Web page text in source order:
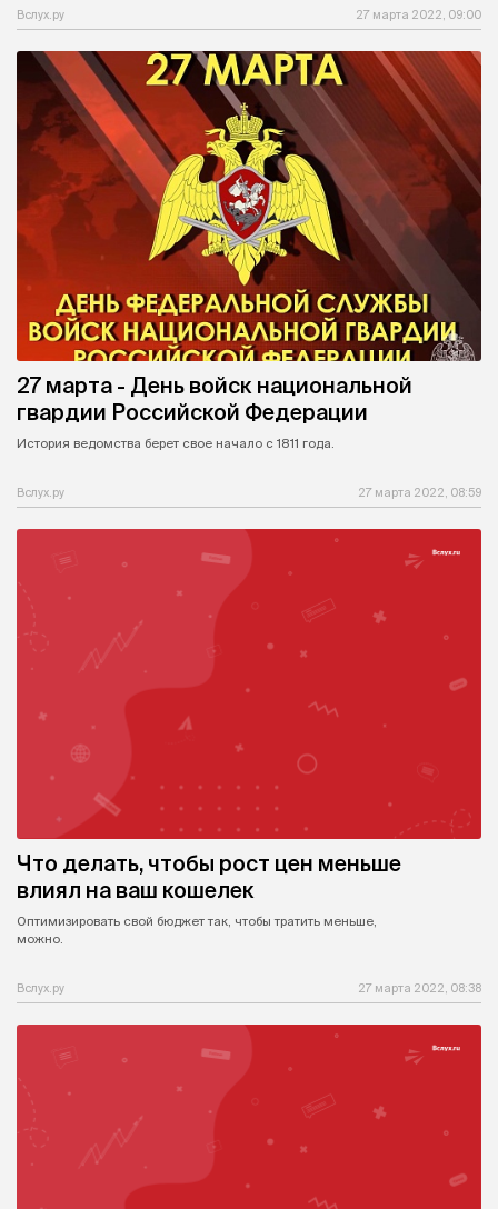
Вслух.ру 27 марта 2022, 09:00
27 марта - День войск национальной
гвардии Российской Федерации
История ведомства берет свое начало с 1811 года.
Вслух.ру 27 марта 2022, 08:59
Что делать, чтобы рост цен меньше
влиял на ваш кошелек
Оптимизировать свой бюджет так, чтобы тратить меньше,
можно.
Вслух.ру 27 марта 2022, 08:38